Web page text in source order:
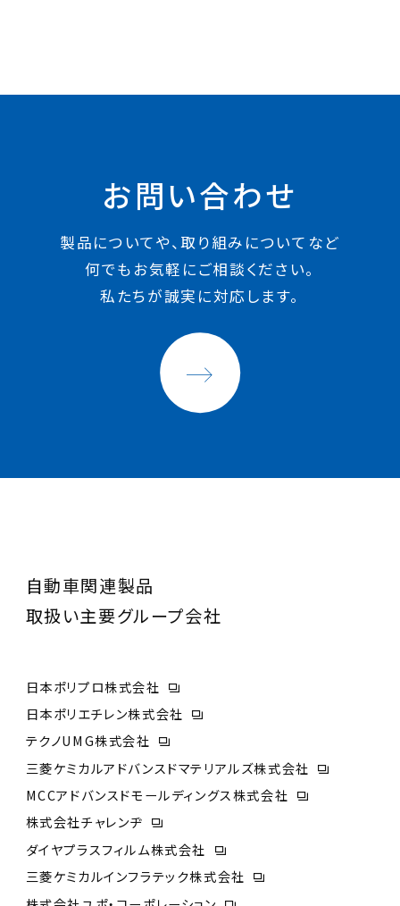
お問い合わせ
製品についてや、取り組みについてなど
何でもお気軽にご相談ください。
私たちが誠実に対応します。
自動車関連製品
取扱い主要グループ会社
日本ポリプロ株式会社
MCCアドバンスドモールディングス株式会社
三菱ケミカルアドバンスドマテリアルズ株式会社
株式会社チャレンヂ
ダイヤプラスフィルム株式会社
三菱ケミカルインフラテック株式会社
テクノUMG株式会社
日本ポリエチレン株式会社